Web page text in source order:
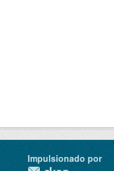
Impulsionado por